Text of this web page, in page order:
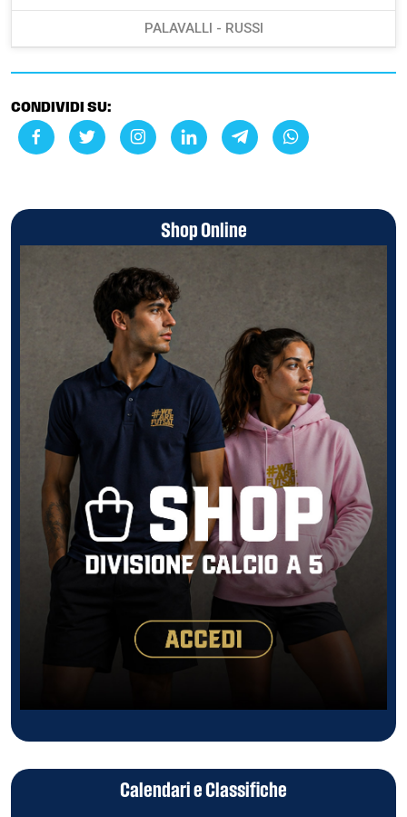
PALAVALLI - RUSSI
CONDIVIDI SU:
Shop Online
Calendari e Classifiche